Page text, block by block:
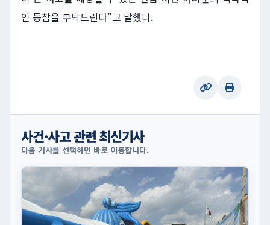
인 동참을 부탁드린다”고 말했다.
사건·사고 관련 최신기사
다음 기사를 선택하면 바로 이동합니다.